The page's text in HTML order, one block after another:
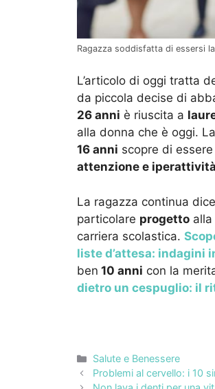
Ragazza soddisfatta di essersi
L’articolo di oggi tratta
da piccola decise di
26 anni è riuscita a
alla donna che è oggi.
16 anni scopre di
attenzione e iperattività
La ragazza continua
particolare progetto
carriera scolastica.
liste d’attesa: indagini
ben 10 anni con la
dietro un cespuglio: il
Categorie
Salute e Benessere
Problemi al cervello: i 10